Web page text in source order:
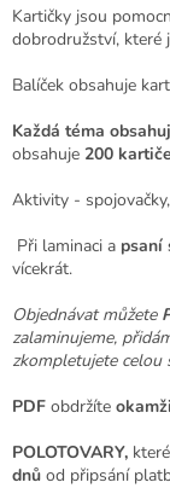
Kartičky jsou
dobrodružství, které
Balíček obsahuje
Každá téma
obsahuje 200
Aktivity -
Při laminaci a psaní
vícekrát.
Objednávat můžete
zalaminujeme,
zkompletujete celou
PDF obdržíte
POLOTOVARY,
dnů od připsání